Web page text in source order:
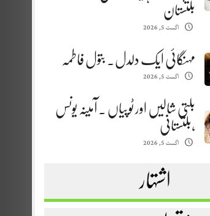
بلتستان
اگست 5, 2026
مہنگائی ایک دلدل. بتول فاطمہ
اگست 5, 2026
بلتی شالیں اور ٹوپیاں . آمینہ یونس
،بلتستانی
اگست 5, 2026
اشتہار